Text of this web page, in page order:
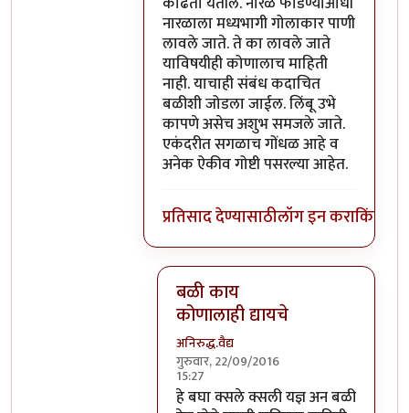
नारळाला मध्यभागी गोलाकार पाणी
लावले जाते. ते का लावले जाते
याविषयीही कोणालाच माहिती
नाही. याचाही संबंध कदाचित
बळीशी जोडला जाईल. लिंबू उभे
कापणे असेच अशुभ समजले जाते.
एकंदरीत सगळाच गोंधळ आहे व
अनेक ऐकीव गोष्टी पसरल्या आहेत.
प्रतिसाद देण्यासाठीलॉग इन कराकिंवा
बळी काय
कोणालाही द्यायचे
अनिरुद्ध.वैद्य
गुरुवार, 22/09/2016
15:27
In reply toपरंतु नारळ फोडणे म्हणजे
हे बघा क्सले क्सली यज्ञ अन बळी